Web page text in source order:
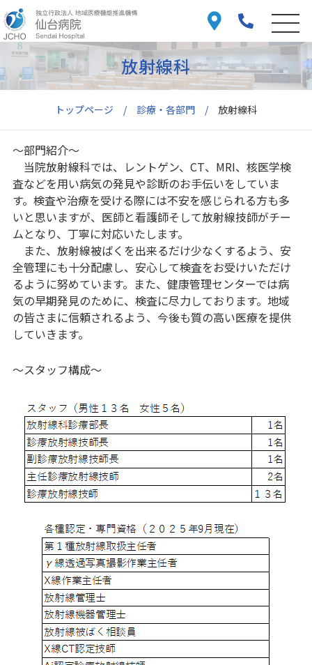
トップページ 診療・各部門 放射線科
放射線科
～部門紹介～
当院放射線科では、レントゲン、CT、MRI、核医学検
査などを用い病気の発見や診断のお手伝いをしていま
す。検査や治療を受ける際には不安を感じられる方も多
いと思いますが、医師と看護師そして放射線技師がチー
ムとなり、丁寧に対応いたします。
また、放射線被ばくを出来るだけ少なくするよう、安
全管理にも十分配慮し、安心して検査をお受けいただけ
るように努めています。また、健康管理センターでは病
気の早期発見のために、検査に尽力しております。地域
の皆さまに信頼されるよう、今後も質の高い医療を提供
していきます。
～スタッフ構成～